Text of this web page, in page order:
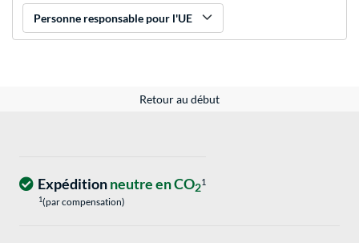
Personne responsable pour l'UE
Retour au début
Expéditionneutre en CO21
1(par compensation)